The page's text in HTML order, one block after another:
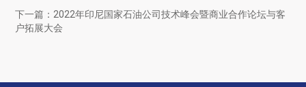
下一篇： 2022年印尼国家石油公司技术峰会暨商业合作论坛与客
户拓展大会